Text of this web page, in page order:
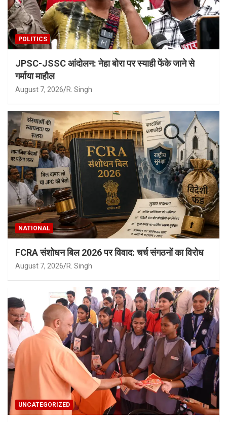
POLITICS
JPSC-JSSC आंदोलन: नेहा बोरा पर स्याही फेंके जाने से
गर्माया माहौल
August 7, 2026 R. Singh
NATIONAL
FCRA संशोधन बिल 2026 पर विवाद: चर्च संगठनों का विरोध
August 7, 2026 R. Singh
UNCATEGORIZED